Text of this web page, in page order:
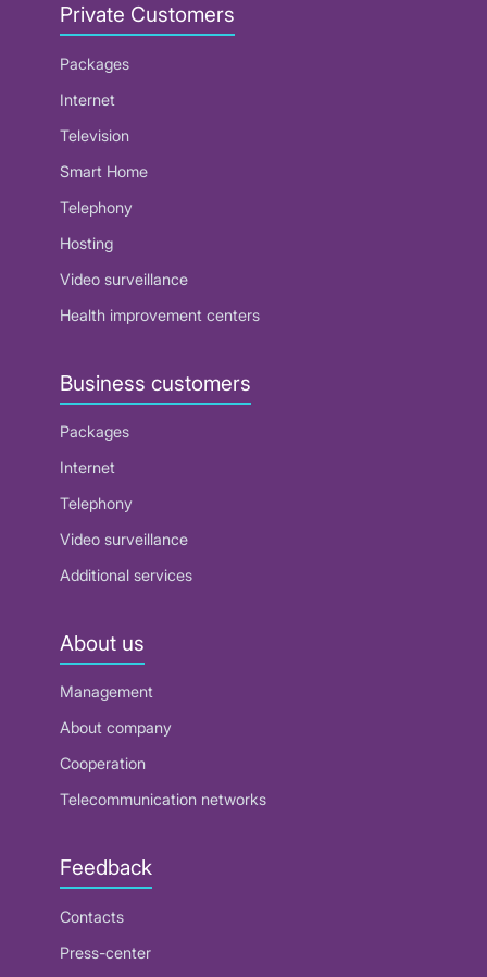
Private Customers
Packages
Internet
Television
Smart Home
Telephony
Hosting
Video surveillance
Health improvement centers
Business customers
Packages
Internet
Telephony
Video surveillance
Additional services
About us
Management
About company
Cooperation
Telecommunication networks
Feedback
Contacts
Press-center